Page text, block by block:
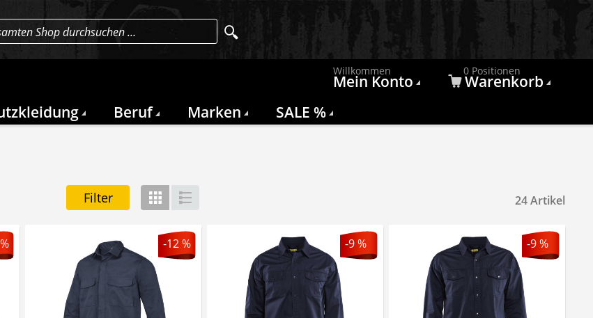
Shop durchsuchen …
Willkommen
Mein Konto
0 Positionen
Warenkorb
Beruf Marken SALE %
Filter Gitter 24 Artikel
-12 % -9 % -9 %